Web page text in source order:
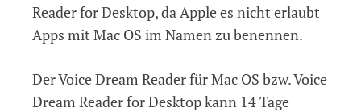
Reader for Desktop, da Apple es nicht erlaubt
Apps mit Mac OS im Namen zu benennen.
Der Voice Dream Reader für Mac OS bzw. Voice
Dream Reader for Desktop kann 14 Tage